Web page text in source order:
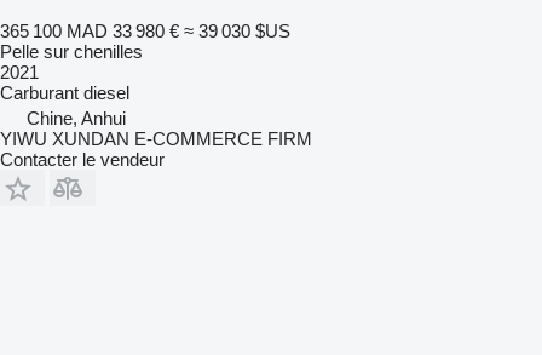
365 100 MAD 33 980 € ≈ 39 030 $US
Pelle sur chenilles
2021
Carburant diesel
Chine, Anhui
YIWU XUNDAN E-COMMERCE FIRM
Contacter le vendeur